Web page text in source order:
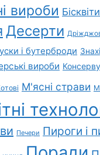
вироби
Десерти
і бутерброди
вироби
М'ясні страви
Печери Пироги і